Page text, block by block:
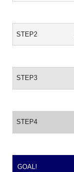
STEP2
STEP3
STEP4
GOAL!